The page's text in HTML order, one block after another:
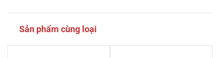
Sản phẩm cùng loại